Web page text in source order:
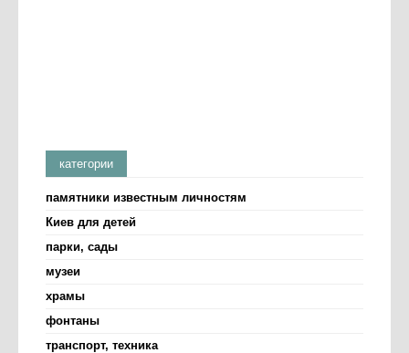
категории
памятники известным личностям
Киев для детей
парки, сады
музеи
храмы
фонтаны
транспорт, техника